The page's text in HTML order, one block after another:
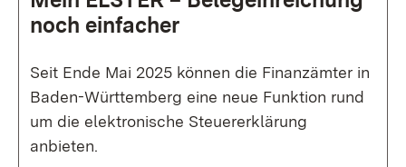
noch einfacher
Seit Ende Mai 2025 können die Finanzämter in
Baden-Württemberg eine neue Funktion rund
um die elektronische Steuererklärung
anbieten.